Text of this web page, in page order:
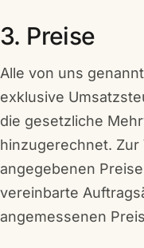
3. Preise
Alle von uns
exklusive
die gesetzliche
hinzugerechnet.
angegebenen
vereinbarte
angemessenen